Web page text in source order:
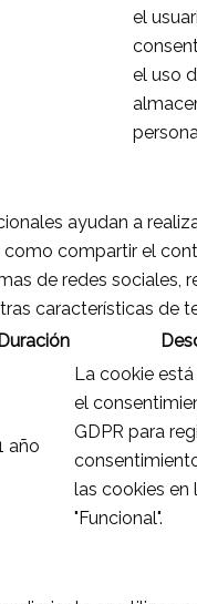
el
el uso
ayudan a
como compartir el
de redes sociales,
características de
Duración
año
La cookie
el
GDPR para
las cookies en
"Funcional".